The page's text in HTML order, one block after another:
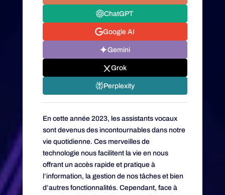
ChatGPT
Google AI
Gemini
Grok
Perplexity
En cette année 2023, les assistants vocaux
sont devenus des incontournables dans notre
vie quotidienne. Ces merveilles de
technologie nous facilitent la vie en nous
offrant un accès rapide et pratique à
l’information, la gestion de nos tâches et bien
d’autres fonctionnalités. Cependant, face à